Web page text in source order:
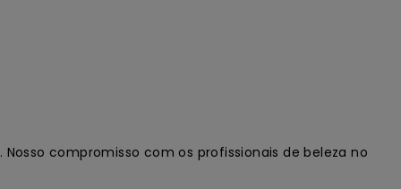
compromisso com os profissionais de beleza no